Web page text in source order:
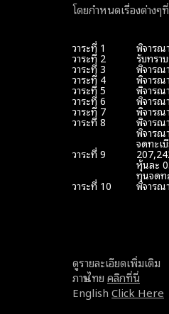
โดยกำหนดเรื่องต่างๆ
วาระที่ 1 พิจารณ
วาระที่ 2 รับทรา
วาระที่ 3 พิจารณ
วาระที่ 4 พิจารณ
วาระที่ 5 พิจารณ
วาระที่ 6 พิจารณ
วาระที่ 7 พิจารณ
วาระที่ 8
พิจารณ
วาระที่ 9
พิจารณ
จดทะเ
หุ้นละ
ทุนจดท
วาระที่ 10 พิจารณ
ดูรายละเอียดเพิ่มเติม
ภาษาไทย คลิกที่นี่
English Click Here